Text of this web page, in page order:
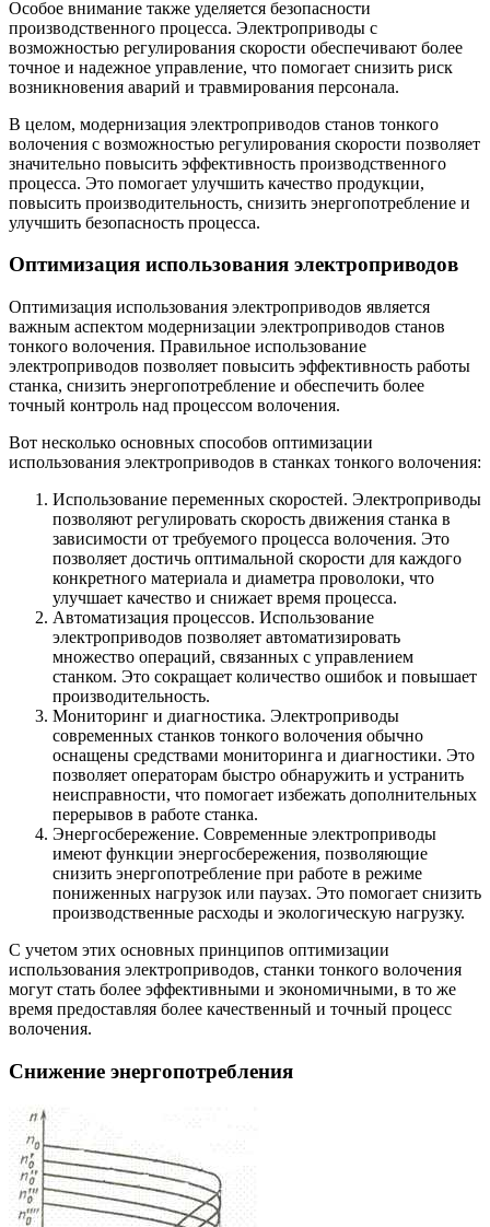
Особое внимание также уделяется безопасности
производственного процесса. Электроприводы с
возможностью регулирования скорости обеспечивают более
точное и надежное управление, что помогает снизить риск
возникновения аварий и травмирования персонала.
В целом, модернизация электроприводов станов тонкого
волочения с возможностью регулирования скорости позволяет
значительно повысить эффективность производственного
процесса. Это помогает улучшить качество продукции,
повысить производительность, снизить энергопотребление и
улучшить безопасность процесса.
Оптимизация использования электроприводов
Оптимизация использования электроприводов является
важным аспектом модернизации электроприводов станов
тонкого волочения. Правильное использование
электроприводов позволяет повысить эффективность работы
станка, снизить энергопотребление и обеспечить более
точный контроль над процессом волочения.
Вот несколько основных способов оптимизации
использования электроприводов в станках тонкого волочения:
Использование переменных скоростей. Электроприводы
позволяют регулировать скорость движения станка в
зависимости от требуемого процесса волочения. Это
позволяет достичь оптимальной скорости для каждого
конкретного материала и диаметра проволоки, что
улучшает качество и снижает время процесса.
Автоматизация процессов. Использование
электроприводов позволяет автоматизировать
множество операций, связанных с управлением
станком. Это сокращает количество ошибок и повышает
производительность.
Мониторинг и диагностика. Электроприводы
современных станков тонкого волочения обычно
оснащены средствами мониторинга и диагностики. Это
позволяет операторам быстро обнаружить и устранить
неисправности, что помогает избежать дополнительных
перерывов в работе станка.
Энергосбережение. Современные электроприводы
имеют функции энергосбережения, позволяющие
снизить энергопотребление при работе в режиме
пониженных нагрузок или паузах. Это помогает снизить
производственные расходы и экологическую нагрузку.
С учетом этих основных принципов оптимизации
использования электроприводов, станки тонкого волочения
могут стать более эффективными и экономичными, в то же
время предоставляя более качественный и точный процесс
волочения.
Снижение энергопотребления